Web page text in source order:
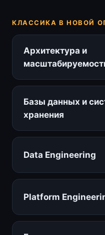
КЛАССИКА В НОВОЙ
Архитектура и
Базы данных и
хранения
Data Engineering
Platform